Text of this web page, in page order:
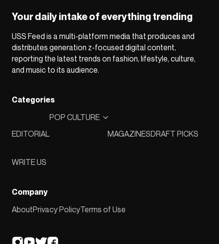
Your daily intake of everything trending
USS Feed is a multi-platform media that produces and
distributes generation z-focused digital content,
reporting the latest trends on fashion, lifestyle, culture,
and music to its audience.
Categories
EDITORIAL
POP CULTURE
MAGAZINESDRAFT PICKS
WRITE US
Company
AboutPrivacy PolicyTerms of Use